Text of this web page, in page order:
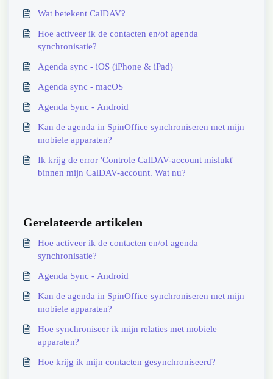
Wat betekent CalDAV?
Hoe activeer ik de contacten en/of agenda
synchronisatie?
Agenda sync - iOS (iPhone & iPad)
Agenda sync - macOS
Agenda Sync - Android
Kan de agenda in SpinOffice synchroniseren met mijn
mobiele apparaten?
Ik krijg de error 'Controle CalDAV-account mislukt'
binnen mijn CalDAV-account. Wat nu?
Gerelateerde artikelen
Hoe activeer ik de contacten en/of agenda
synchronisatie?
Agenda Sync - Android
Kan de agenda in SpinOffice synchroniseren met mijn
mobiele apparaten?
Hoe synchroniseer ik mijn relaties met mobiele
apparaten?
Hoe krijg ik mijn contacten gesynchroniseerd?